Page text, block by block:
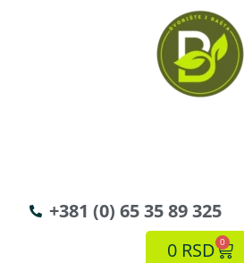
+381 (0) 65 35 89 325
0 RSD 0